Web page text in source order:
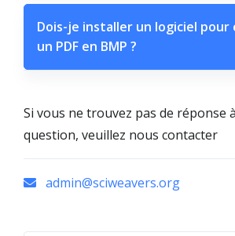
Dois-je installer un logiciel
un PDF en BMP ?
Si vous ne trouvez pas de réponse
question, veuillez nous contacter
admin@sciweavers.org